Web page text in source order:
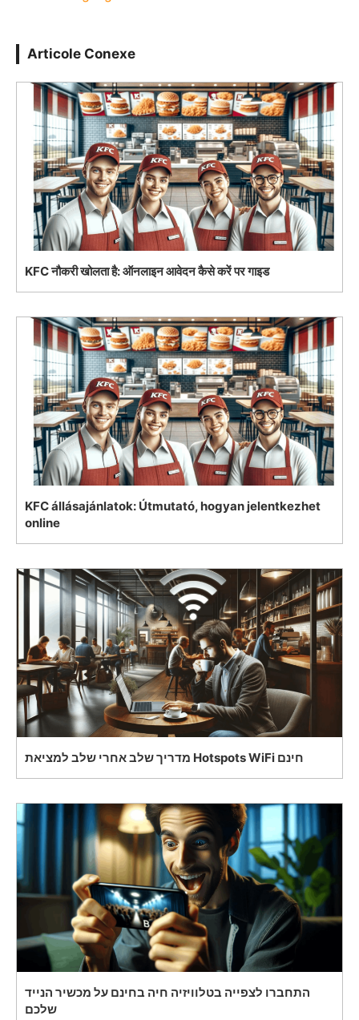
Articole Conexe
KFC नौकरी खोलता है: ऑनलाइन आवेदन कैसे करें पर गाइड
KFC állásajánlatok: Útmutató, hogyan jelentkezhet
online
מדריך שלב אחרי שלב למציאת Hotspots WiFi חינם
התחברו לצפייה בטלוויזיה חיה בחינם על מכשיר הנייד
שלכם